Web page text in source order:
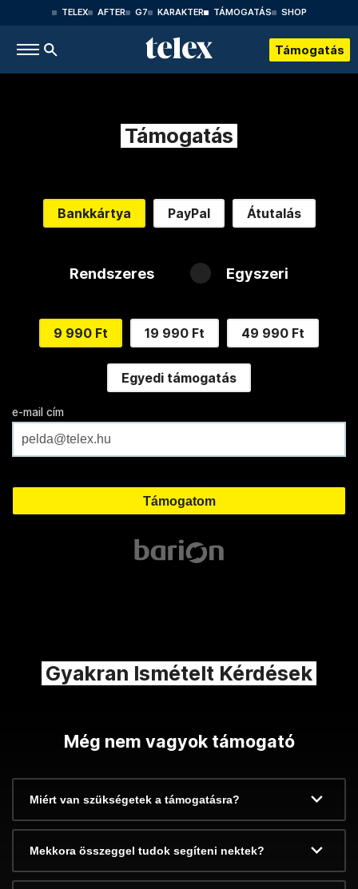
TELEX AFTER G7 KARAKTER TÁMOGATÁS SHOP
Támogatás
Támogatás
Bankkártya PayPal Átutalás
Rendszeres Egyszeri
9 990 Ft 19 990 Ft 49 990 Ft
Egyedi támogatás
e-mail cím
Gyakran Ismételt Kérdések
Még nem vagyok támogató
Miért van szükségetek a támogatásra?
Mekkora összeggel tudok segíteni nektek?